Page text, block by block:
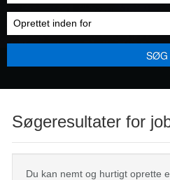
SØG
Søgeresultater for
Du kan nemt og hurtigt oprette